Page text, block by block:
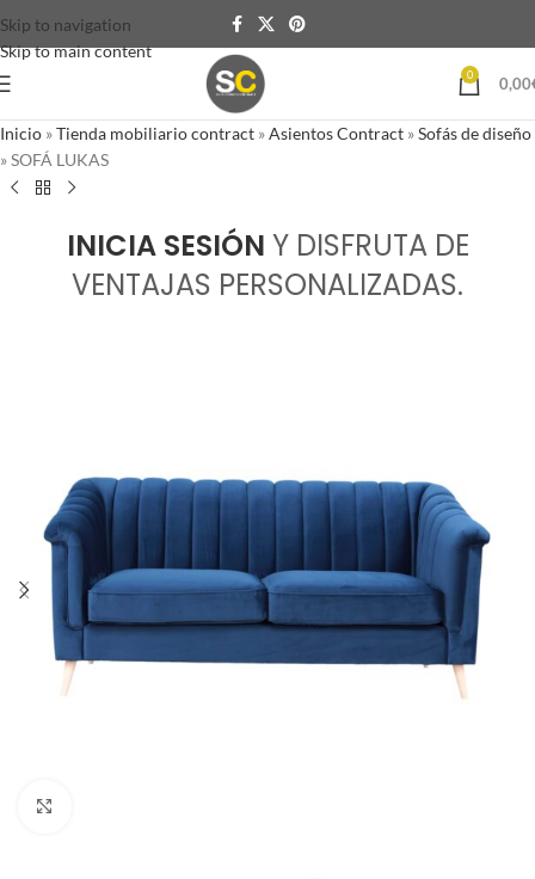
Skip to navigation
Skip to main content
0 0,00
Inicio »Tienda mobiliario contract »Asientos Contract »Sofás de diseño
»SOFÁ LUKAS
INICIA SESIÓN Y DISFRUTA DE
VENTAJAS PERSONALIZADAS.